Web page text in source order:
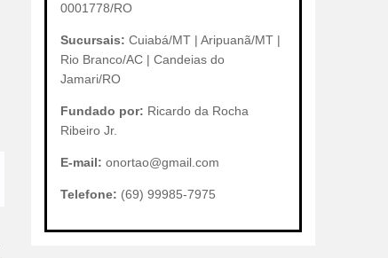
0001778/RO
Sucursais: Cuiabá/MT | Aripuanã/MT |
Rio Branco/AC | Candeias do
Jamari/RO
Fundado por: Ricardo da Rocha
Ribeiro Jr.
E-mail: onortao@gmail.com
Telefone: (69) 99985-7975